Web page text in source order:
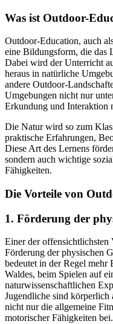
Was ist Outdoor-
Outdoor-Education, auch
eine Bildungsform, die das
Dabei wird der Unterricht
heraus in natürliche
andere Outdoor-
Umgebungen nicht nur
Erkundung und Interaktion
Die Natur wird so zum
praktische Erfahrungen,
Diese Art des Lernens
sondern auch wichtige
Fähigkeiten.
Die Vorteile von
1. Förderung der
Einer der
Förderung der physischen
bedeutet in der Regel
Waldes, beim Spielen auf
naturwissenschaftlichen
Jugendliche sind
nicht nur die allgemeine
motorischer Fähigkeiten bei.